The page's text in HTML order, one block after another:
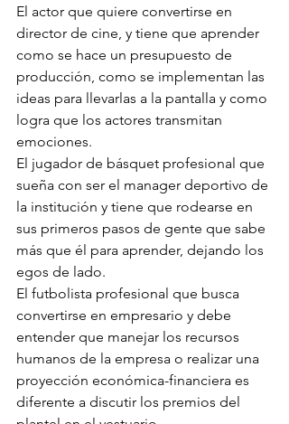
El actor que quiere convertirse en
director de cine, y tiene que aprender
como se hace un presupuesto de
producción, como se implementan las
ideas para llevarlas a la pantalla y como
logra que los actores transmitan
emociones.
El jugador de básquet profesional que
sueña con ser el manager deportivo de
la institución y tiene que rodearse en
sus primeros pasos de gente que sabe
más que él para aprender, dejando los
egos de lado.
El futbolista profesional que busca
convertirse en empresario y debe
entender que manejar los recursos
humanos de la empresa o realizar una
proyección económica-financiera es
diferente a discutir los premios del